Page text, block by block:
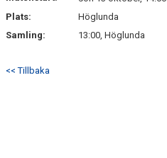
BETALNINGSINFORMATION
Plats:
Höglunda
Samling:
13:00, Höglunda
<< Tillbaka